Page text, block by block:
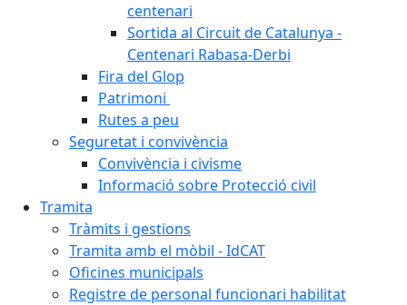
centenari
Sortida al Circuit de Catalunya -
Centenari Rabasa-Derbi
Fira del Glop
Patrimoni
Rutes a peu
Seguretat i convivència
Convivència i civisme
Informació sobre Protecció civil
Tramita
Tràmits i gestions
Tramita amb el mòbil - IdCAT
Oficines municipals
Registre de personal funcionari habilitat